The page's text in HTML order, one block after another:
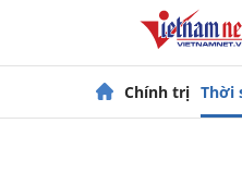
Chính trị Thời